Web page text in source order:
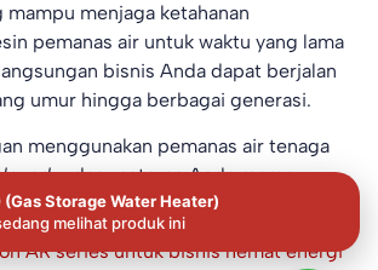
mampu menjaga ketahanan
pemanas air untuk waktu yang lama
bisnis Anda dapat berjalan
umur hingga berbagai generasi.
menggunakan pemanas air tenaga
laundrydan restoran Anda mampu
lebih baik untuk ke depannya.
AR series untuk bisnis hemat energi
Storage Water Heater)
melihat produk ini